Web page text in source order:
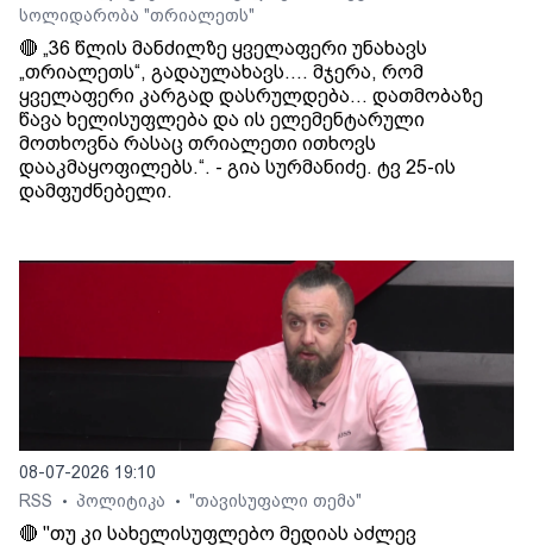
სოლიდარობა "თრიალეთს"
🔴 „36 წლის მანძილზე ყველაფერი უნახავს
„თრიალეთს“, გადაულახავს.... მჯერა, რომ
ყველაფერი კარგად დასრულდება... დათმობაზე
წავა ხელისუფლება და ის ელემენტარული
მოთხოვნა რასაც თრიალეთი ითხოვს
დააკმაყოფილებს.“. - გია სურმანიძე. ტვ 25-ის
დამფუძნებელი.
08-07-2026 19:10
RSS
• პოლიტიკა • "თავისუფალი თემა"
🔴 "თუ კი სახელისუფლებო მედიას აძლევ